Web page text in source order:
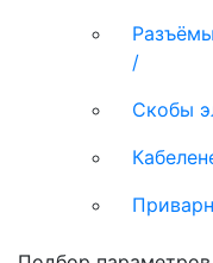
/
Скобы